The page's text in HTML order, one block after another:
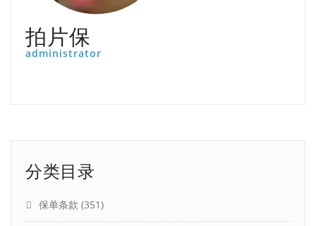
拍片保
administrator
分类目录
保单条款 (351)